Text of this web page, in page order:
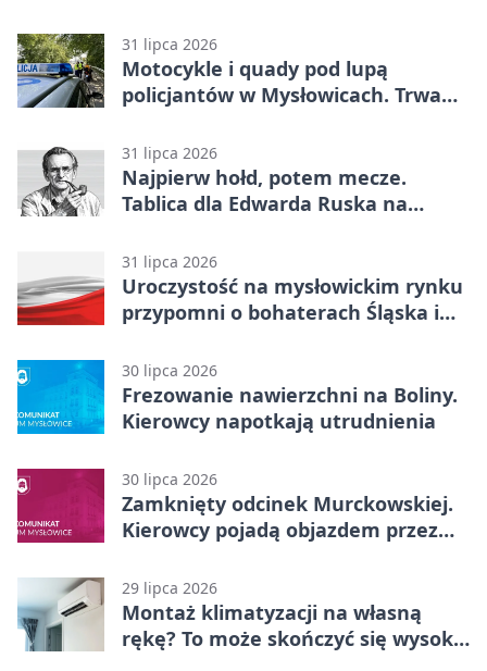
31 lipca 2026
Motocykle i quady pod lupą
policjantów w Mysłowicach. Trwa
31 lipca 2026
Najpierw hołd, potem mecze.
Tablica dla Edwarda Ruska na
31 lipca 2026
Uroczystość na mysłowickim rynku
przypomni o bohaterach Śląska i
30 lipca 2026
Frezowanie nawierzchni na Boliny.
Kierowcy napotkają utrudnienia
30 lipca 2026
Zamknięty odcinek Murckowskiej.
Kierowcy pojadą objazdem przez
29 lipca 2026
Montaż klimatyzacji na własną
rękę? To może skończyć się wysoką